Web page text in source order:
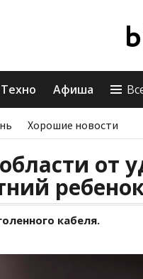
Техно Афиша
Хорошие новости
от
кабеля.